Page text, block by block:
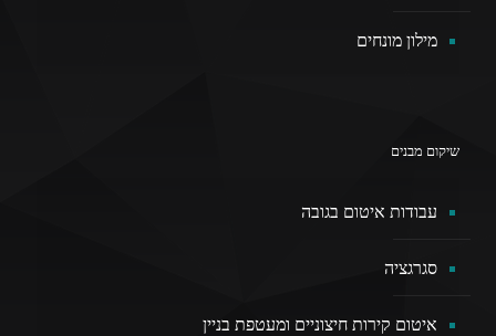
מילון מונחים
שיקום מבנים
עבודות איטום בגובה
סגרגציה
איטום קירות חיצוניים ומעטפת בניין